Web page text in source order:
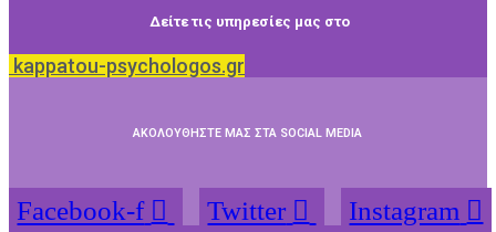
Δείτε τις υπηρεσίες μας στο
kappatou-psychologos.gr
ΑΚΟΛΟΥΘΗΣΤΕ ΜΑΣ ΣΤΑ SOCIAL MEDIA
Facebook-f Twitter
Instagram